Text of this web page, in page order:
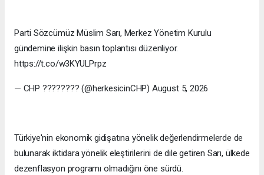
Parti Sözcümüz Müslim Sarı, Merkez Yönetim Kurulu
gündemine ilişkin basın toplantısı düzenliyor.
https://t.co/w3KYULPrpz
— CHP ???????? (@herkesicinCHP) August 5, 2026
Türkiye'nin ekonomik gidişatına yönelik değerlendirmelerde de
bulunarak iktidara yönelik eleştirilerini de dile getiren Sarı, ülkede
dezenflasyon programı olmadığını öne sürdü.